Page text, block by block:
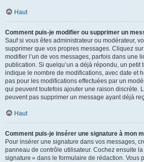
Haut
Comment puis-je modifier ou supprimer un
Sauf si vous êtes administrateur ou modérateur,
supprimer que vos propres messages. Cliquez
modifier l’un de vos messages, parfois dans une
publication. Si quelqu’un a déjà répondu, un petit
indique le nombre de modifications, avec date et
pas pour les modifications effectuées par un
qui peuvent toutefois ajouter une raison discrète.
peuvent pas supprimer un message ayant déjà
Haut
Comment puis-je insérer une signature à mon
Pour insérer une signature dans vos messages,
panneau de contrôle utilisateur. Cochez ensuite
signature » dans le formulaire de rédaction. Vous